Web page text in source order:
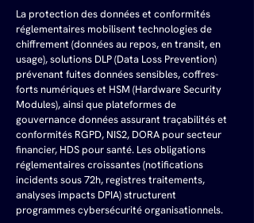
La protection des données et conformités
réglementaires mobilisent technologies de
chiffrement (données au repos, en transit, en
usage), solutions DLP (Data Loss Prevention)
prévenant fuites données sensibles, coffres-
forts numériques et HSM (Hardware Security
Modules), ainsi que plateformes de
gouvernance données assurant traçabilités et
conformités RGPD, NIS2, DORA pour secteur
financier, HDS pour santé. Les obligations
réglementaires croissantes (notifications
incidents sous 72h, registres traitements,
analyses impacts DPIA) structurent
programmes cybersécurité organisationnels.